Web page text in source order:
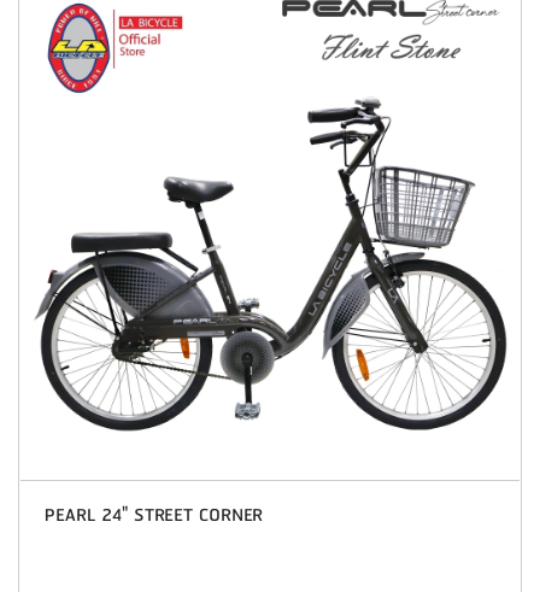
PEARL 24" STREET CORNER